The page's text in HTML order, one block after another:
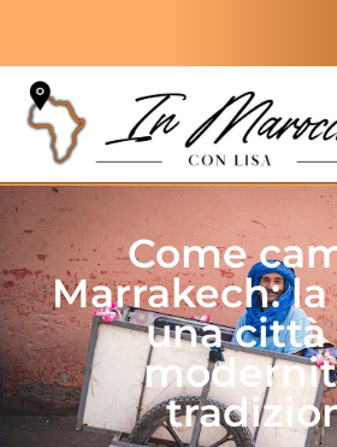
Come
Marrakech:
una città